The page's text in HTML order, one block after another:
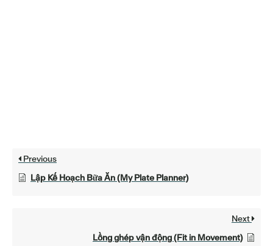
Previous
Lập Kế Hoạch Bữa Ăn (My Plate Planner)
Next
Lồng ghép vận động (Fit in Movement)